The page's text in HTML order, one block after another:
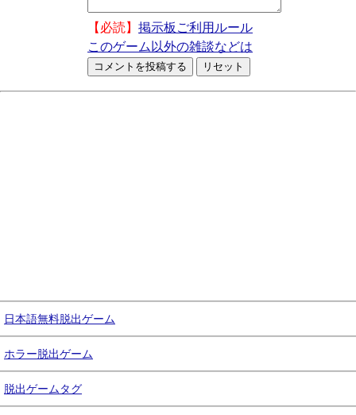
【必読】 掲示板ご利用ルール
このゲーム以外の雑談などは
日本語無料脱出ゲーム
ホラー脱出ゲーム
脱出ゲームタグ